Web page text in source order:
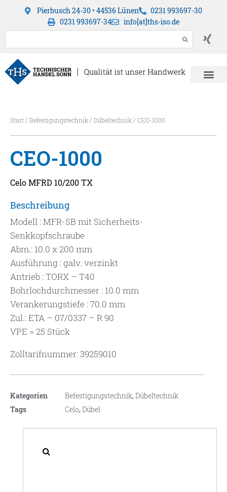
Pierbusch 24-30 • 44536 Lünen
0231 993697-30
0231 993697-34
info[at]ths-iso.de
Start/ Befestigungstechnik/ Dübeltechnik/ CEO-1000
CEO-1000
Celo MFRD 10/200 TX
Beschreibung
Modell : MFR-SB mit Sicherheits-
Senkkopfschraube
Abm.: 10.0 x 200 mm
Ausführung : galv. verzinkt
Antrieb : TORX – T40
Bohrlochdurchmesser : 10.0 mm
Verankerungstiefe : 70.0 mm
Zul.: ETA – 07/0337 – R 90
VPE = 25 Stück
Zolltarifnummer: 39259010
Kategorien Befestigungstechnik,Dübeltechnik
Tags
Celo,Dübel